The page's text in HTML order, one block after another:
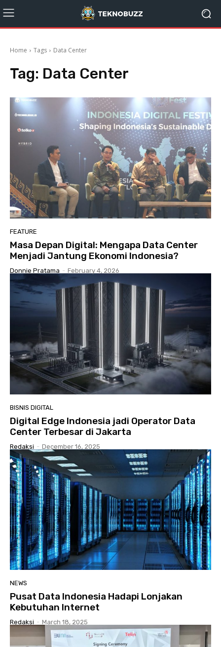
Home Tags Data Center
Tag: Data Center
FEATURE
Masa Depan Digital: Mengapa Data Center
Menjadi Jantung Ekonomi Indonesia?
Donnie Pratama - February 4, 2026
BISNIS DIGITAL
Digital Edge Indonesia jadi Operator Data
Center Terbesar di Jakarta
Redaksi - December 16, 2025
NEWS
Pusat Data Indonesia Hadapi Lonjakan
Kebutuhan Internet
Redaksi - March 18, 2025